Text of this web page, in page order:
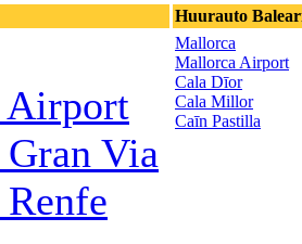
Huurauto
Airport
Via
Mallorca
Mallorca Airport
Cala Dīor
Cala Millor
Caīn Pastilla